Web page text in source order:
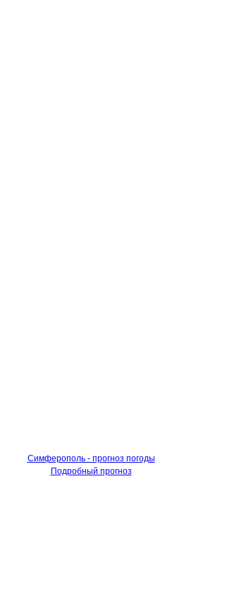
Симферополь - прогноз погоды
Подробный прогноз